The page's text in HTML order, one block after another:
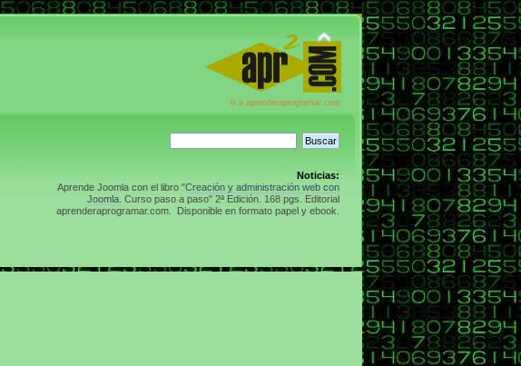
Ir a aprenderaprogramar.com
Noticias:
Aprende Joomla con el libro "Creación y administración web con
Joomla. Curso paso a paso" 2ª Edición. 168 pgs. Editorial
aprenderaprogramar.com. Disponible en formato papel y ebook.